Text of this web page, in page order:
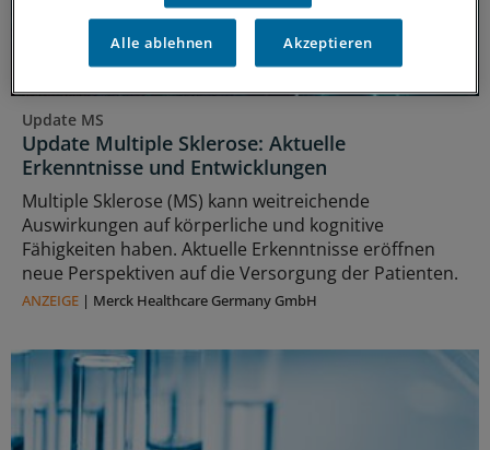
Update MS
Update Multiple Sklerose: Aktuelle
Erkenntnisse und Entwicklungen
Multiple Sklerose (MS) kann weitreichende
Auswirkungen auf körperliche und kognitive
Fähigkeiten haben. Aktuelle Erkenntnisse eröffnen
neue Perspektiven auf die Versorgung der Patienten.
ANZEIGE | Merck Healthcare Germany GmbH
Alle ablehnen Akzeptieren